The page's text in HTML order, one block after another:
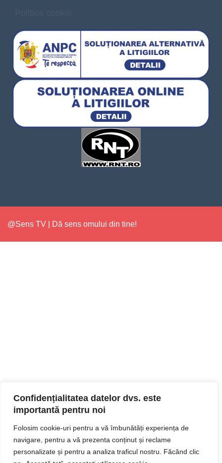
Confidențialitatea datelor dvs. este
importantă pentru noi
Folosim cookie-uri pentru a vă îmbunătăți experiența de
navigare, pentru a vă prezenta conținut și reclame
personalizate și pentru a analiza traficul nostru. Făcând clic
@Sens TV | Dă sens omului din tine!